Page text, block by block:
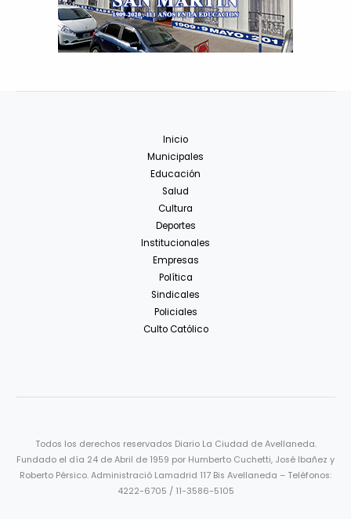
Inicio
Municipales
Educación
Salud
Cultura
Deportes
Institucionales
Empresas
Política
Sindicales
Policiales
Culto Católico
Todos los derechos reservados Diario La Ciudad de Avellaneda.
Fundado el día 24 de Abril de 1959 por Humberto Cuchetti, José Ibañez y
Roberto Pérsico. Administració Lamadrid 117 Bis Avellaneda – Teléfonos:
4222-6705 / 11-3586-5105